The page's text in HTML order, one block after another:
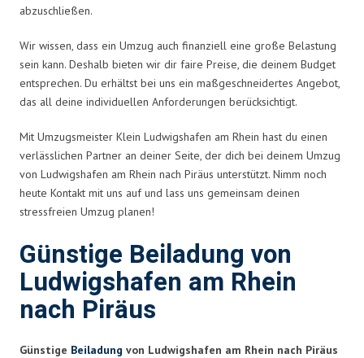
abzuschließen.
Wir wissen, dass ein Umzug auch finanziell eine große Belastung
sein kann. Deshalb bieten wir dir faire Preise, die deinem Budget
entsprechen. Du erhältst bei uns ein maßgeschneidertes Angebot,
das all deine individuellen Anforderungen berücksichtigt.
Mit Umzugsmeister Klein Ludwigshafen am Rhein hast du einen
verlässlichen Partner an deiner Seite, der dich bei deinem Umzug
von Ludwigshafen am Rhein nach Piräus unterstützt. Nimm noch
heute Kontakt mit uns auf und lass uns gemeinsam deinen
stressfreien Umzug planen!
Günstige Beiladung von
Ludwigshafen am Rhein
nach Piräus
Günstige Beiladung von Ludwigshafen am Rhein nach Piräus